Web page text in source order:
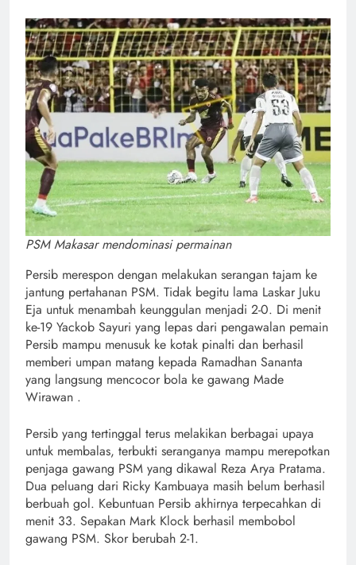
PSM Makasar mendominasi permainan
Persib merespon dengan melakukan serangan tajam ke
jantung pertahanan PSM. Tidak begitu lama Laskar Juku
Eja untuk menambah keunggulan menjadi 2-0. Di menit
ke-19 Yackob Sayuri yang lepas dari pengawalan pemain
Persib mampu menusuk ke kotak pinalti dan berhasil
memberi umpan matang kepada Ramadhan Sananta
yang langsung mencocor bola ke gawang Made
Wirawan .
Persib yang tertinggal terus melakikan berbagai upaya
untuk membalas, terbukti seranganya mampu merepotkan
penjaga gawang PSM yang dikawal Reza Arya Pratama.
Dua peluang dari Ricky Kambuaya masih belum berhasil
berbuah gol. Kebuntuan Persib akhirnya terpecahkan di
menit 33. Sepakan Mark Klock berhasil membobol
gawang PSM. Skor berubah 2-1.